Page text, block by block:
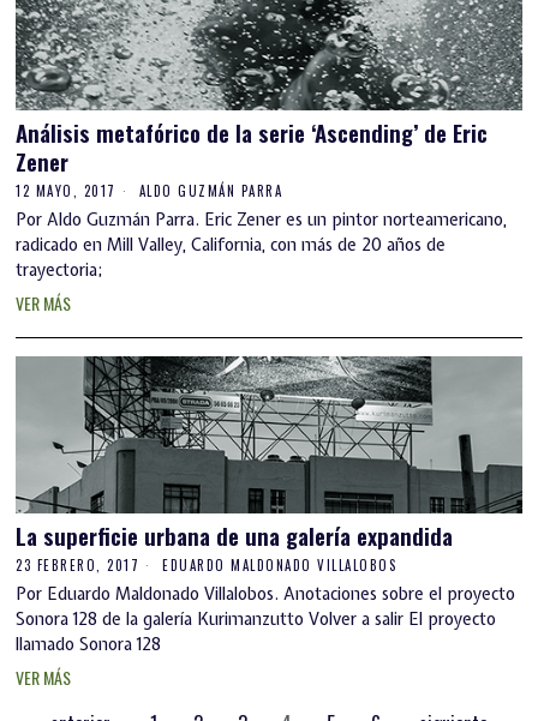
Análisis metafórico de la serie ‘Ascending’ de Eric
Zener
12 MAYO, 2017 ALDO GUZMÁN PARRA
Por Aldo Guzmán Parra. Eric Zener es un pintor norteamericano,
radicado en Mill Valley, California, con más de 20 años de
trayectoria;
VER MÁS
La superficie urbana de una galería expandida
23 FEBRERO, 2017 EDUARDO MALDONADO VILLALOBOS
Por Eduardo Maldonado Villalobos. Anotaciones sobre el proyecto
Sonora 128 de la galería Kurimanzutto Volver a salir El proyecto
llamado Sonora 128
VER MÁS